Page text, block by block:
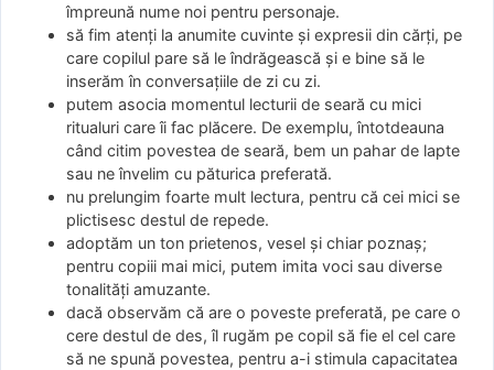
împreună nume noi pentru personaje.
să fim atenți la anumite cuvinte și expresii din cărți, pe
care copilul pare să le îndrăgească și e bine să le
inserăm în conversațiile de zi cu zi.
putem asocia momentul lecturii de seară cu mici
ritualuri care îi fac plăcere. De exemplu, întotdeauna
când citim povestea de seară, bem un pahar de lapte
sau ne învelim cu păturica preferată.
nu prelungim foarte mult lectura, pentru că cei mici se
plictisesc destul de repede.
adoptăm un ton prietenos, vesel și chiar poznaș;
pentru copiii mai mici, putem imita voci sau diverse
tonalități amuzante.
dacă observăm că are o poveste preferată, pe care o
cere destul de des, îl rugăm pe copil să fie el cel care
să ne spună povestea, pentru a-i stimula capacitatea